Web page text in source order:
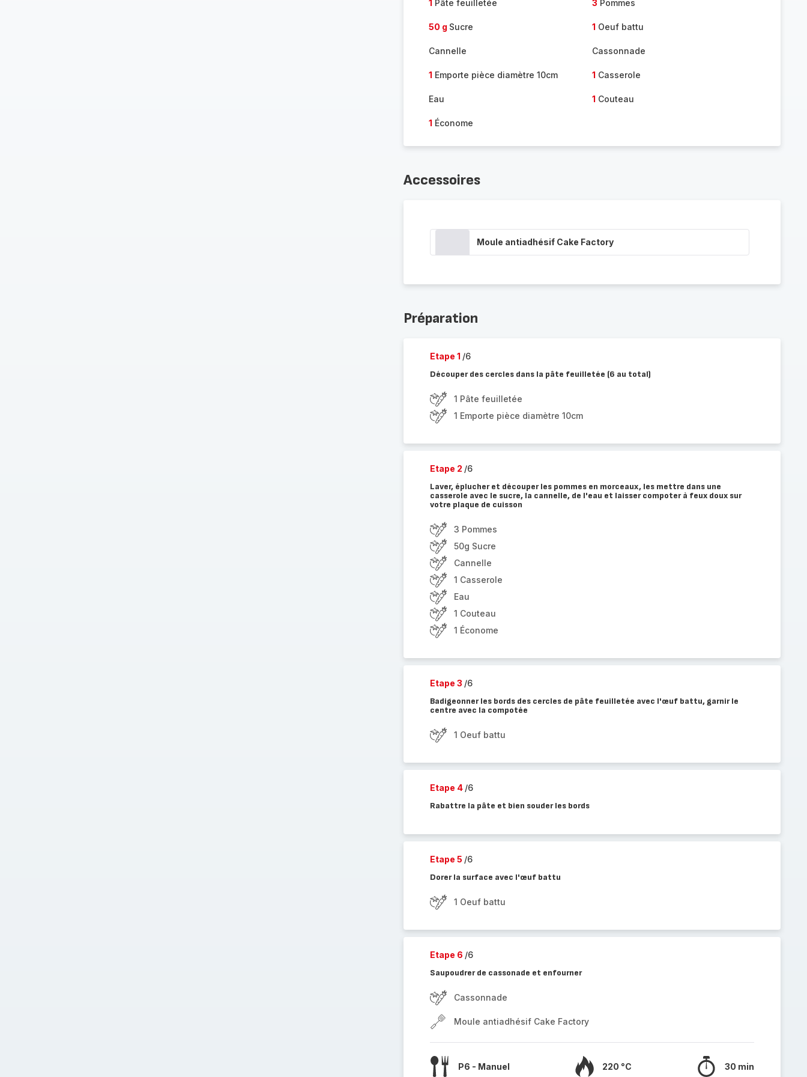
1 Pâte feuilletée 3 Pommes
50 g Sucre 1 Oeuf battu
Cannelle Cassonnade
1 Emporte pièce diamètre 10cm 1 Casserole
Eau 1 Couteau
1 Économe
Accessoires
Moule antiadhésif Cake Factory
Préparation
Etape 1 /6
Découper des cercles dans la pâte feuilletée (6 au total)
1 Pâte feuilletée
1 Emporte pièce diamètre 10cm
Etape 2 /6
Laver, éplucher et découper les pommes en morceaux, les mettre dans une
casserole avec le sucre, la cannelle, de l'eau et laisser compoter à feux doux sur
votre plaque de cuisson
3 Pommes
50g Sucre
Cannelle
1 Casserole
Eau
1 Couteau
1 Économe
Etape 3 /6
Badigeonner les bords des cercles de pâte feuilletée avec l'œuf battu, garnir le
centre avec la compotée
1 Oeuf battu
Etape 4 /6
Rabattre la pâte et bien souder les bords
Etape 5 /6
Dorer la surface avec l'œuf battu
1 Oeuf battu
Etape 6 /6
Saupoudrer de cassonade et enfourner
Cassonnade
Moule antiadhésif Cake Factory
P6 - Manuel 220 °C 30 min